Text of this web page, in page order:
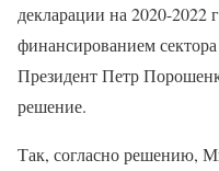
декларации на 2020-2022
финансированием
Президент Петр
решение.
Так, согласно решению,